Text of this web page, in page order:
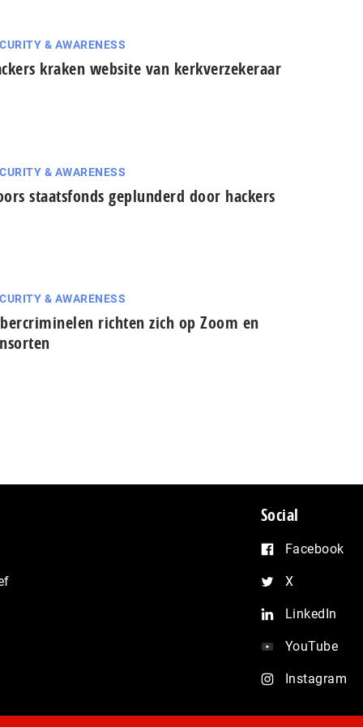
& AWARENESS
kraken website van kerkverzekeraar
& AWARENESS
staatsfonds geplunderd door hackers
& AWARENESS
richten zich op Zoom en
Social
Facebook
X
LinkedIn
YouTube
Instagram